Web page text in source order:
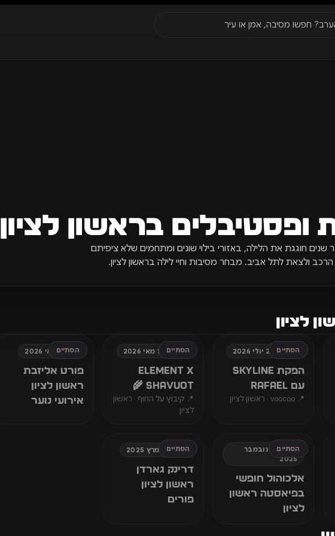
חפשו מסיבה, אמן או עיר
ופסטיבלים בראשון לציון
חוגגת את הלילה, באזורי בילוי שונים ומתחמים שלא ציפיתם
ולצאת לתל אביב. מבחר מסיבות וחיי לילה בראשון לציון.
לציון
הסתיים
חמישי, 23 יולי 2026
הפקת SKYLINE
עם RAFAEL
📍 voocoo · ראשון לציון
הסתיים
ראשון, 17 מאי 2026
ELEMENT x
SHAVUOT 🌾
📍 קיבוץ על החוף · ראשון
לציון
הסתיים
שני, 4 מאי 2026
פורט אליזבת
ראשון לציון
אירועי נוער
הסתיים
חמישי, 6 נובמבר
2025
אלכוהול חופשי
בפיאסטה ראשון
לציון
הסתיים
שישי, 14 מרץ 2025
דרינק גארדן
ראשון לציון
פורים
חג.